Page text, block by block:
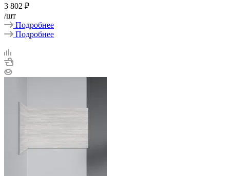
3 802 ₽
/шт
Подробнее
Подробнее